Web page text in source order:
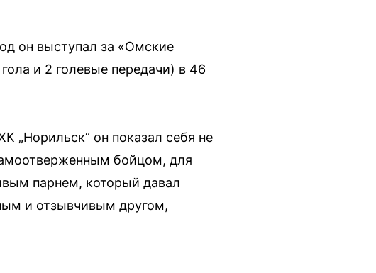
он выступал за «Омские
и 2 голевые передачи) в 46
„Норильск“ он показал себя не
бойцом, для
парнем, который давал
и отзывчивым другом,